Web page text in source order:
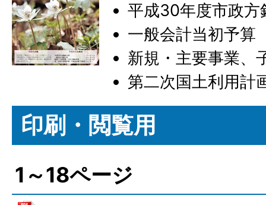
平成30年度市政方
一般会計当初予算
新規・主要事業、
第二次国土利用計
印刷・閲覧用
1～18ページ